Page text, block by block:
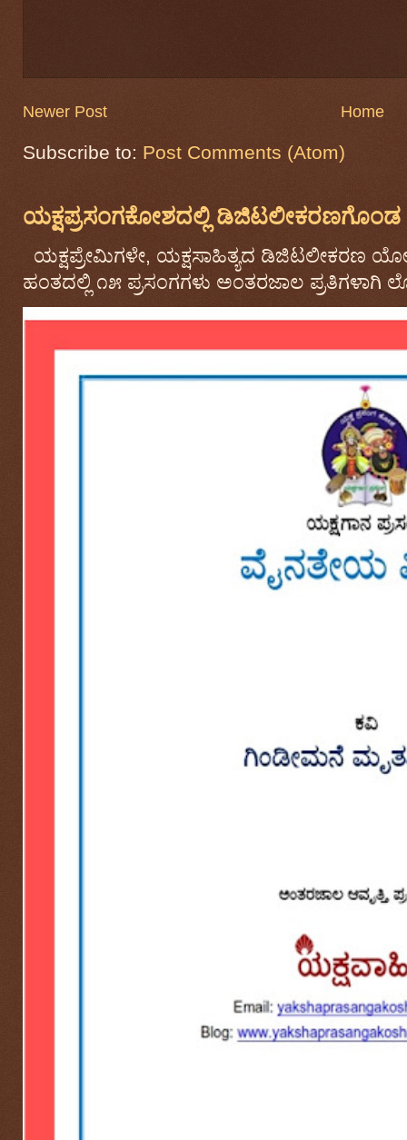
Newer Post Home
Subscribe to: Post Comments (Atom)
ಯಕ್ಷಪ್ರಸಂಗಕೋಶದಲ್ಲಿ ಡಿಜಿಟಲೀಕರಣಗೊಂಡ
ಯಕ್ಷಪ್ರೇಮಿಗಳೇ, ಯಕ್ಷಸಾಹಿತ್ಯದ ಡಿಜಿಟಲೀಕರಣ
ಹಂತದಲ್ಲಿ ೧೫ ಪ್ರಸಂಗಗಳು ಅಂತರಜಾಲ